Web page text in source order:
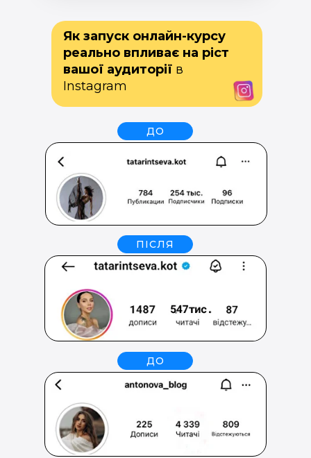
Як запуск онлайн-курсу
реально впливає на ріст
вашої аудиторії в
Instagram
ДО
ПІСЛЯ
ДО